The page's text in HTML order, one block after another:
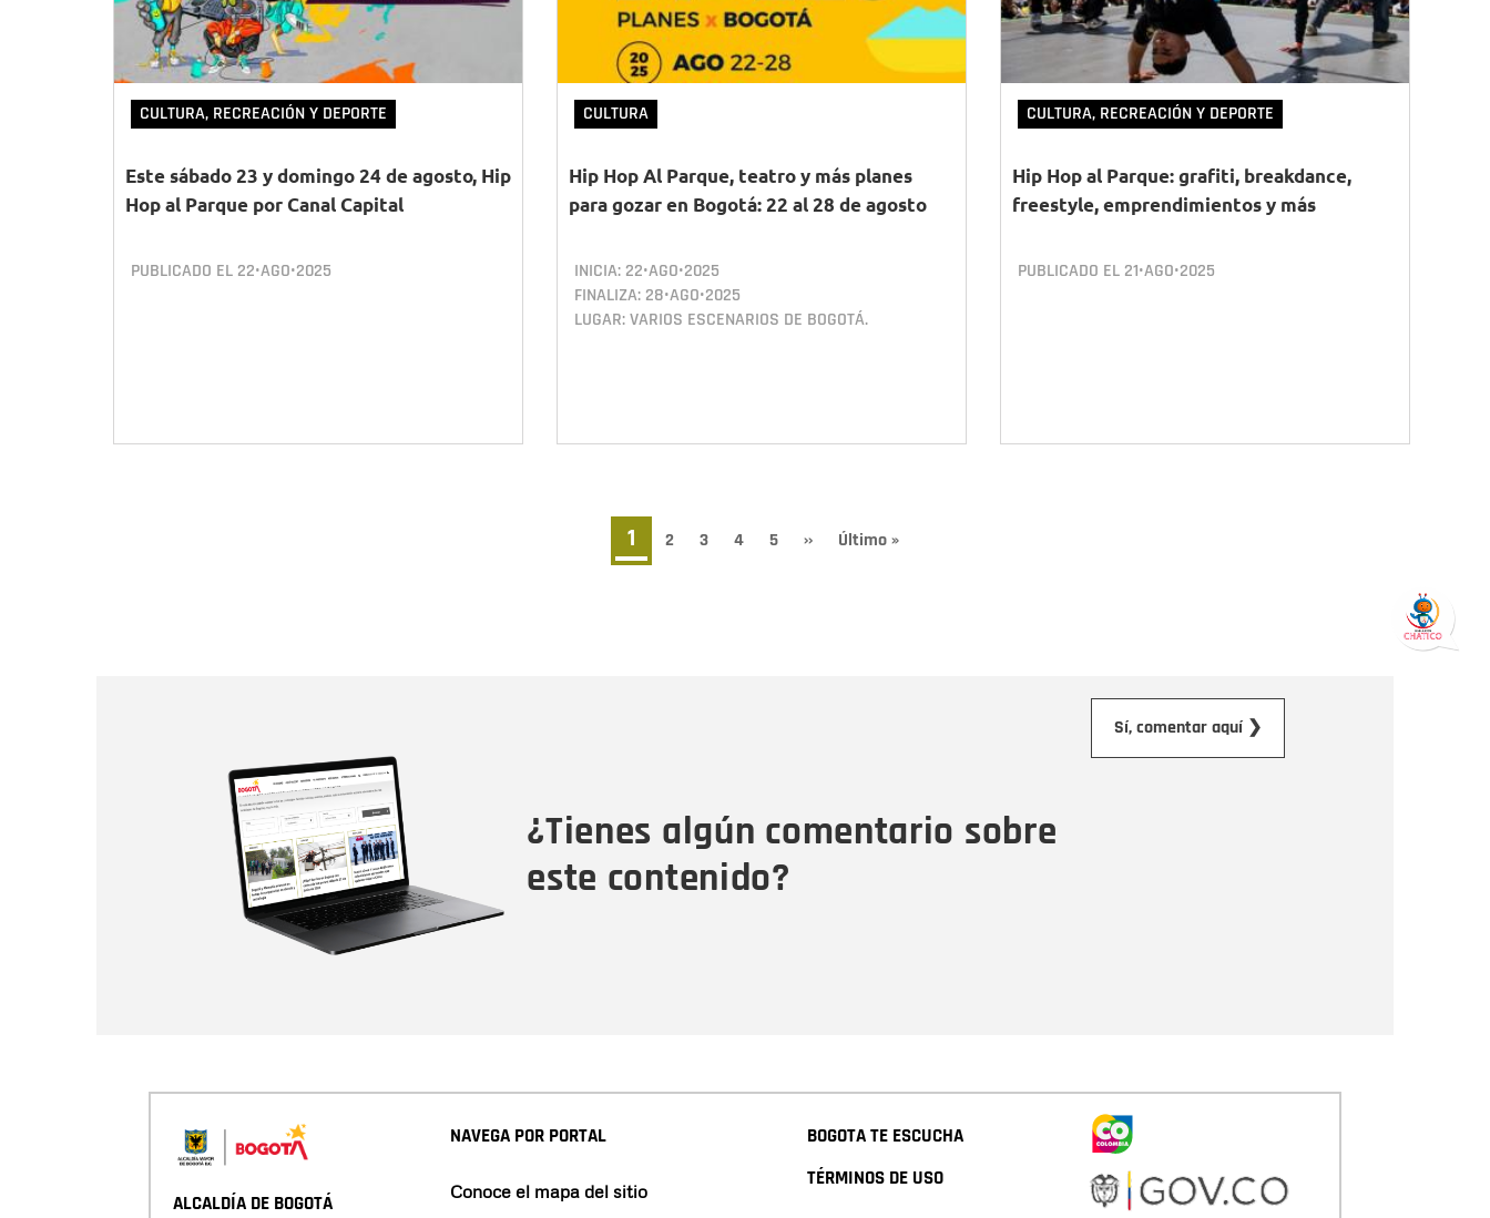
CULTURA, RECREACIÓN Y DEPORTE
Este sábado 23 y domingo 24 de agosto, Hip
Hop al Parque por Canal Capital
PUBLICADO EL 22•AGO•2025
CULTURA
Hip Hop Al Parque, teatro y más planes
para gozar en Bogotá: 22 al 28 de agosto
INICIA: 22•AGO•2025
FINALIZA: 28•AGO•2025
LUGAR: VARIOS ESCENARIOS DE BOGOTÁ.
CULTURA, RECREACIÓN Y DEPORTE
Hip Hop al Parque: grafiti, breakdance,
freestyle, emprendimientos y más
PUBLICADO EL 21•AGO•2025
Página
actual
1 Page
2 Page
3 Page
4 Page
5
Siguiente
››
Última
Último »
¿Tienes algún comentario sobre
este contenido?
Sí, comentar aquí ❯
ALCALDÍA DE BOGOTÁ
NAVEGA POR PORTAL
Conoce el mapa del sitio
BOGOTA TE ESCUCHA
TÉRMINOS DE USO